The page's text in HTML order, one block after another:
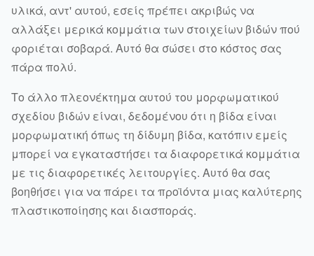
υλικά, αντ' αυτού, εσείς πρέπει ακριβώς να
αλλάξει μερικά κομμάτια των στοιχείων βιδών πού
φοριέται σοβαρά. Αυτό θα σώσει στο κόστος σας
πάρα πολύ.
Το άλλο πλεονέκτημα αυτού του μορφωματικού
σχεδίου βιδών είναι, δεδομένου ότι η βίδα είναι
μορφωματική όπως τη δίδυμη βίδα, κατόπιν εμείς
μπορεί να εγκαταστήσει τα διαφορετικά κομμάτια
με τις διαφορετικές λειτουργίες. Αυτό θα σας
βοηθήσει για να πάρει τα προϊόντα μιας καλύτερης
πλαστικοποίησης και διασποράς.